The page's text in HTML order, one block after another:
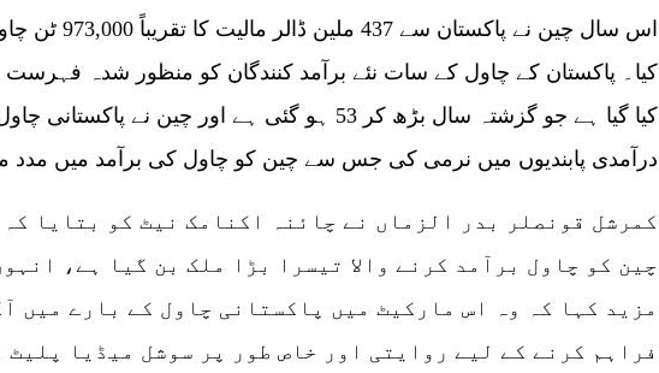
اس سال چین نے پاکستان سے 437
کیا۔ پاکستان کے چاول کے سات نئے برآمد کنندگان کو منظور شدہ
کیا گیا ہے جو گزشتہ سال بڑھ کر 53 ہو گئی ہے اور چین نے پاکستانی
درآمدی پابندیوں میں نرمی کی جس سے چین کو چاول کی برآمد میں مدد
کمرشل قونصلر بدر الزماں نے چائنہ اکنامک نیٹ کو بتایا
چین کو چاول برآمد کرنے والا تیسرا بڑا ملک بن گیا ہے،
مزید کہا کہ وہ اس مارکیٹ میں پاکستانی چاول کے بارے میں
فراہم کرنے کے لیے روایتی اور خاص طور پر سوشل میڈیا پلیٹ